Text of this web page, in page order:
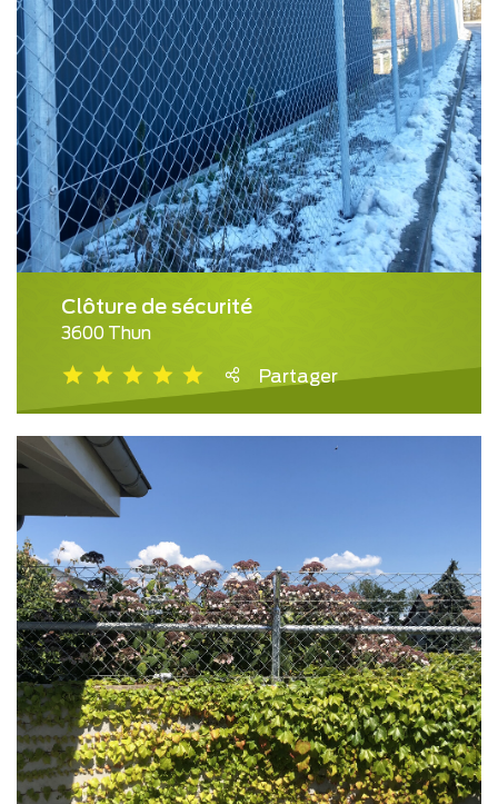
Clôture de sécurité
3600 Thun
Partager